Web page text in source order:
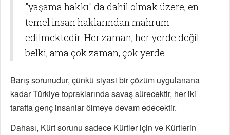
"yaşama hakkı" da dahil olmak üzere, en
temel insan haklarından mahrum
edilmektedir. Her zaman, her yerde değil
belki, ama çok zaman, çok yerde.
Barış sorunudur, çünkü siyasi bir çözüm uygulanana
kadar Türkiye topraklarında savaş sürecektir, her iki
tarafta genç insanlar ölmeye devam edecektir.
Dahası, Kürt sorunu sadece Kürtler için ve Kürtlerin